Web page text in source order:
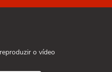
o vídeo